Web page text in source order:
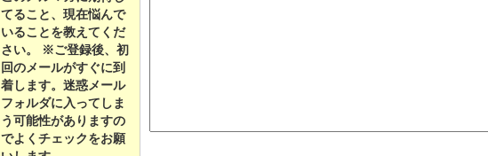
てること、現在悩んで
いることを教えてくだ
さい。 ※ご登録後、初
回のメールがすぐに到
着します。迷惑メール
フォルダに入ってしま
う可能性がありますの
でよくチェックをお願